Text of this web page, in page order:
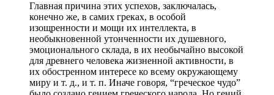
Главная причина этих успехов, заключалась,
конечно же, в самих греках, в особой
изощренности и мощи их интеллекта, в
необыкновенной утонченности их душевного,
эмоционального склада, в их необычайно высокой
для древнего человека жизненной активности, в
их обостренном интересе ко всему окружающему
миру и т. д., и т. п. Иначе говоря, “греческое чудо”